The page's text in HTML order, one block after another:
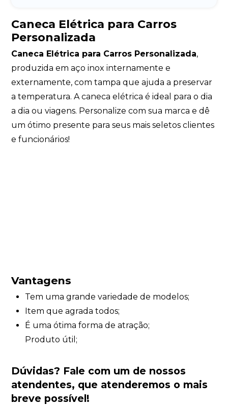
Caneca Elétrica para Carros
Personalizada
Caneca Elétrica para Carros Personalizada,
produzida em aço inox internamente e
externamente, com tampa que ajuda a preservar
a temperatura. A caneca elétrica é ideal para o dia
a dia ou viagens. Personalize com sua marca e dê
um ótimo presente para seus mais seletos clientes
e funcionários!
Vantagens
Tem uma grande variedade de modelos;
Item que agrada todos;
É uma ótima forma de atração;
Produto útil;
Dúvidas? Fale com um de nossos
atendentes, que atenderemos o mais
breve possível!